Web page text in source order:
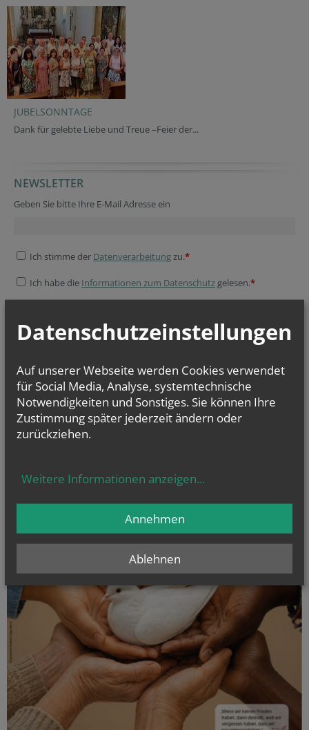
JUBELSONNTAGE
Dank für gelebte Liebe und Treue –Feier der...
NEWSLETTER
Geben Sie bitte Ihre E-Mail Adresse ein
Ich stimme der Datenverarbeitungzu.*
Ich habe die Informationen zum Datenschutz gelesen.*
Datenschutzeinstellungen
Auf unserer Webseite werden Cookies verwendet
für Social Media, Analyse, systemtechnische
Notwendigkeiten und Sonstiges. Sie können Ihre
Zustimmung später jederzeit ändern oder
zurückziehen.
Weitere Informationen anzeigen...
Ablehnen
Annehmen